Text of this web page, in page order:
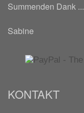
Summenden Dank ...
Sabine
KONTAKT